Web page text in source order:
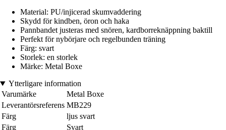
Material: PU/injicerad skumvaddering
Skydd för kindben, öron och haka
Pannbandet justeras med snören, kardborreknäppning baktill
Perfekt för nybörjare och regelbunden träning
Färg: svart
Storlek: en storlek
Märke: Metal Boxe
Ytterligare information
Varumärke
Metal Boxe
Leverantörsreferens MB229
Färg
ljus svart
Färg
Svart